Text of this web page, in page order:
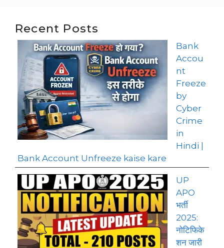
Recent Posts
Bank
Accou
nt
Freeze
by
Cyber
Crime
in
Hindi |
Bank Account Unfreeze kaise kare
UP
APO
भर्ती
2025:
नोटिफिके
शन जारी